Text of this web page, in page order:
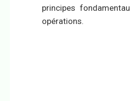
principes
opérations.